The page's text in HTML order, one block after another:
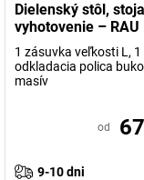
Dielenský stôl,
vyhotovenie – RAU
1 zásuvka veľkosti L, 1
odkladacia polica
masív
od
9-10 dni